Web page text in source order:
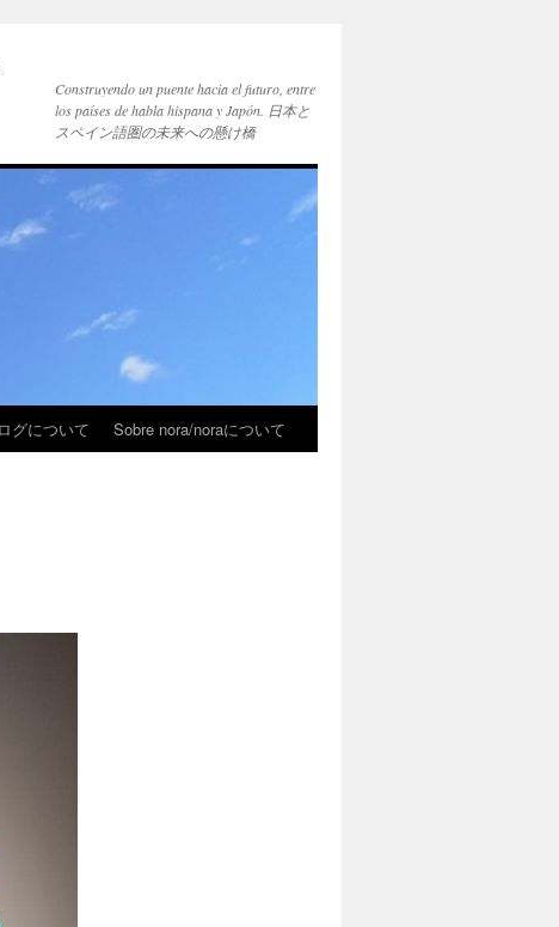
Construyendo un puente hacia el futuro, entre
los países de habla hispana y Japón. 日本と
スペイン語圏の未来への懸け橋
グについて Sobre nora/noraについて